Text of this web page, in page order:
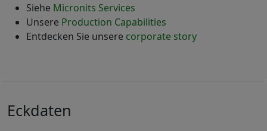
Siehe Micronits Services
Unsere Production Capabilities
Entdecken Sie unsere corporate story
Eckdaten